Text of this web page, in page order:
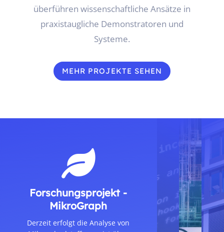
überführen wissenschaftliche Ansätze in
praxistaugliche Demonstratoren und
Systeme.
MEHR PROJEKTE SEHEN

Forschungsprojekt -
MikroGraph
Derzeit erfolgt die Analyse von